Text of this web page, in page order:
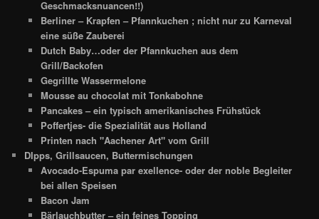
Geschmacksnuancen!!)
Berliner – Krapfen – Pfannkuchen ; nicht nur zu Karneval
eine süße Zauberei
Dutch Baby…oder der Pfannkuchen aus dem
Grill/Backofen
Gegrillte Wassermelone
Mousse au chocolat mit Tonkabohne
Pancakes – ein typisch amerikanisches Frühstück
Poffertjes- die Spezialität aus Holland
Printen nach "Aachener Art" vom Grill
DIpps, Grillsaucen, Buttermischungen
Avocado-Espuma par exellence- oder der noble Begleiter
bei allen Speisen
Bacon Jam
Bärlauchbutter – ein feines Topping